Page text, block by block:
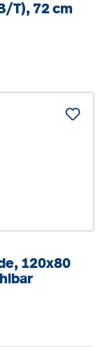
T), 72 cm
120x80